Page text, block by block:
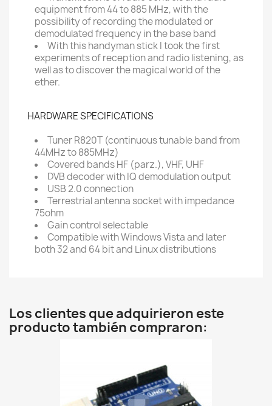
equipment from 44 to 885 MHz, with the
possibility of recording the modulated or
demodulated frequency in the base band
With this handyman stick I took the first
experiments of reception and radio listening, as
well as to discover the magical world of the
ether.
HARDWARE SPECIFICATIONS
Tuner R820T (continuous tunable band from
44MHz to 885MHz)
Covered bands HF (parz.), VHF, UHF
DVB decoder with IQ demodulation output
USB 2.0 connection
Terrestrial antenna socket with impedance
75ohm
Gain control selectable
Compatible with Windows Vista and later
both 32 and 64 bit and Linux distributions
Los clientes que adquirieron este
producto también compraron: